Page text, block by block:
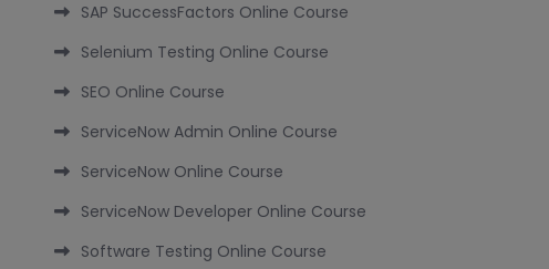
SAP SuccessFactors Online Course
Selenium Testing Online Course
SEO Online Course
ServiceNow Admin Online Course
ServiceNow Online Course
ServiceNow Developer Online Course
Software Testing Online Course